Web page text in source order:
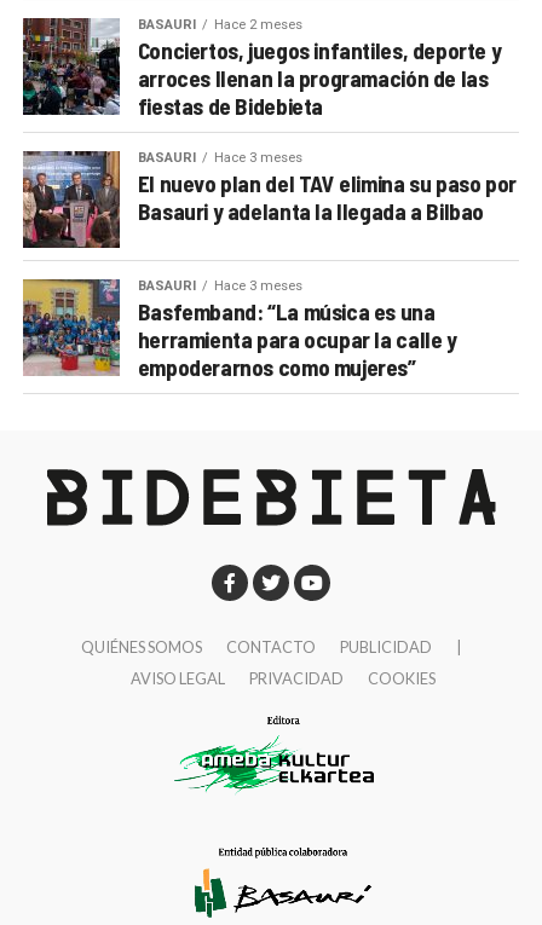
BASAURI Hace 2 meses
Conciertos, juegos infantiles, deporte y
arroces llenan la programación de las
fiestas de Bidebieta
BASAURI Hace 3 meses
El nuevo plan del TAV elimina su paso por
Basauri y adelanta la llegada a Bilbao
BASAURI Hace 3 meses
Basfemband: “La música es una
herramienta para ocupar la calle y
empoderarnos como mujeres”
QUIÉNES SOMOS CONTACTO PUBLICIDAD
AVISO LEGAL
PRIVACIDAD COOKIES